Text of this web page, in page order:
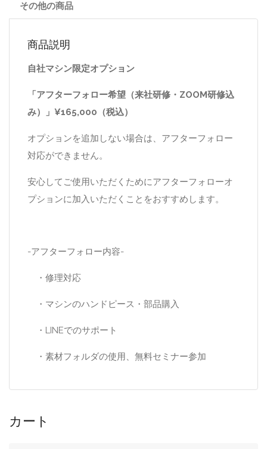
その他の商品
商品説明
自社マシン限定オプション
「アフターフォロー希望（来社研修・ZOOM研修込
み）」¥165,000（税込）
オプションを追加しない場合は、アフターフォロー
対応ができません。
安心してご使用いただくためにアフターフォローオ
プションに加入いただくことをおすすめします。
-アフターフォロー内容-
・修理対応
・マシンのハンドピース・部品購入
・LINEでのサポート
・素材フォルダの使用、無料セミナー参加
カート